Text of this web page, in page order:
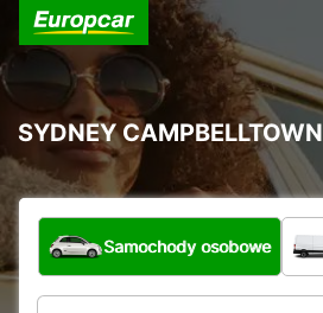
SYDNEY CAMPBELLTOWN
Jaki typ pojazdu?
Samochody osobowe